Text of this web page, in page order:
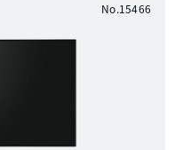
No.15466